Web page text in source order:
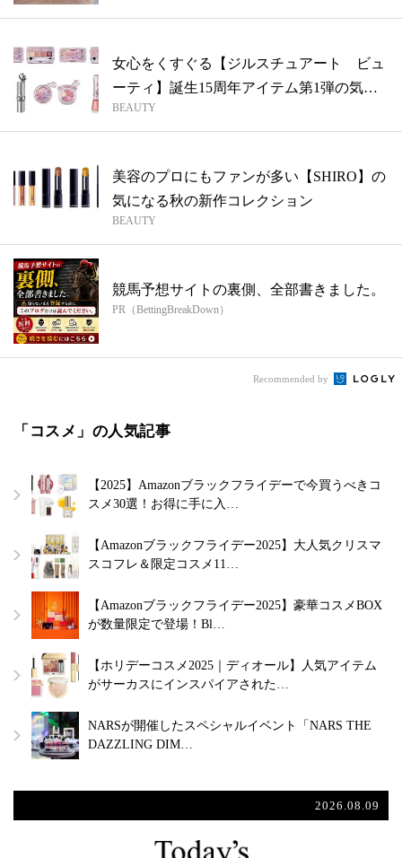
女心をくすぐる【ジルスチュアート ビュ
ーティ】誕生15周年アイテム第1弾の気に
な...
BEAUTY
美容のプロにもファンが多い【SHIRO】の
気になる秋の新作コレクション
BEAUTY
競馬予想サイトの裏側、全部書きました。
PR（BettingBreakDown）
Recommended by
「コスメ」の人気記事
【2025】Amazonブラックフライデーで今買うべきコ
スメ30選！お得に手に入…
【Amazonブラックフライデー2025】大人気クリスマ
スコフレ＆限定コスメ11…
【Amazonブラックフライデー2025】豪華コスメBOX
が数量限定で登場！Bl…
【ホリデーコスメ2025｜ディオール】人気アイテム
がサーカスにインスパイアされた…
NARSが開催したスペシャルイベント「NARS THE
DAZZLING DIM…
2026.08.09